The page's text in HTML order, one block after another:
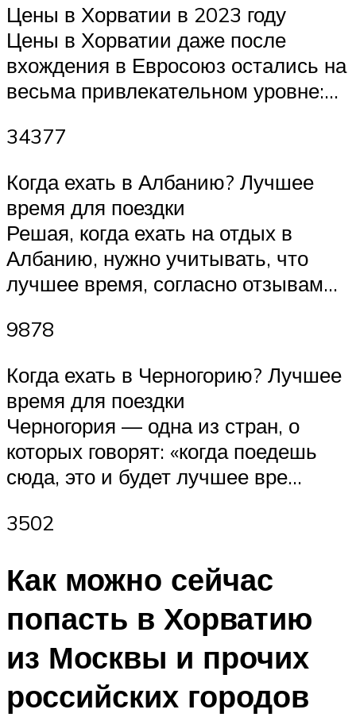
Цены в Хорватии в 2023 году
Цены в Хорватии даже после
вхождения в Евросоюз остались на
весьма привлекательном уровне:…
34377
Когда ехать в Албанию? Лучшее
время для поездки
Решая, когда ехать на отдых в
Албанию, нужно учитывать, что
лучшее время, согласно отзывам…
9878
Когда ехать в Черногорию? Лучшее
время для поездки
Черногория — одна из стран, о
которых говорят: «когда поедешь
сюда, это и будет лучшее вре…
3502
Как можно сейчас
попасть в Хорватию
из Москвы и прочих
российских городов